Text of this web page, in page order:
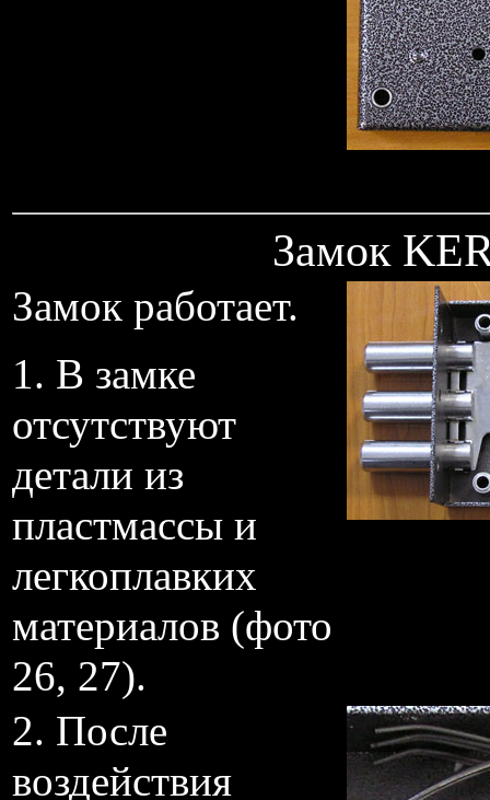
Замок
Замок работает.
1. В замке
отсутствуют
детали из
пластмассы и
легкоплавких
материалов (фото
26, 27).
2. После
воздействия